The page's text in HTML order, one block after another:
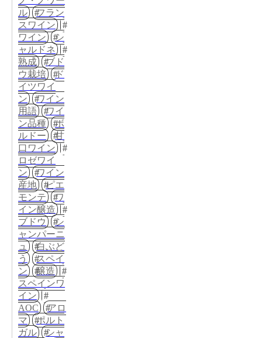
ル
フラン
スワイン
ワイン
シ
ャルドネ
熟成
ブド
ウ栽培
ド
イツワイ
ン
ワイン
用語
ワイ
ン品種
ボ
ルドー
甘
口ワイン
ロゼワイ
ン
ワイン
産地
ピエ
モンテ
ワ
イン醸造
ブドウ
シ
ャンパーニ
ュ
白ぶど
う
スペイ
ン
醸造
スペインワ
イン
AOC
アロ
マ
ポルト
ガル
シャ